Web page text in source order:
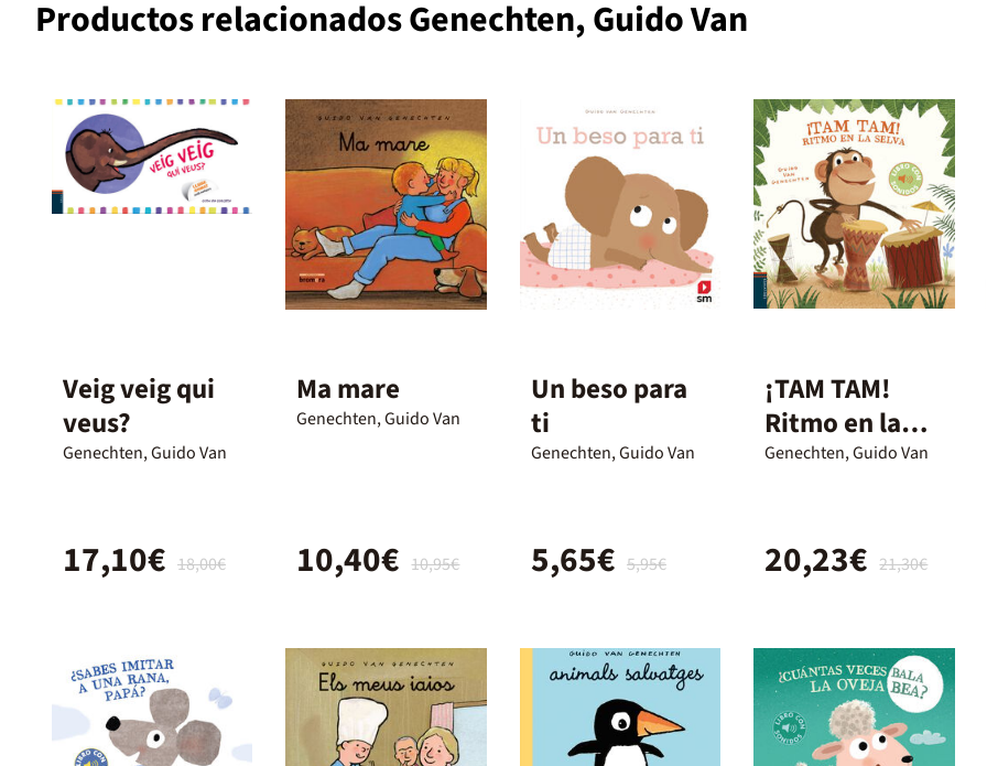
Productos relacionados Genechten, Guido Van
Veig veig qui
veus?
Genechten, Guido Van
18,00€
17,10€
Ma mare
Genechten, Guido Van
10,95€
10,40€
Un beso para
ti
Genechten, Guido Van
5,95€
5,65€
¡TAM TAM!
Ritmo en la
selva
Genechten, Guido Van
21,30€
20,23€